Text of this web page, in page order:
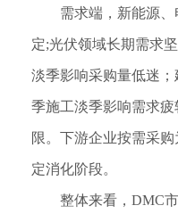
需求端，新能源
定;光伏领域长期需求
淡季影响采购量低迷
季施工淡季影响需求
限。下游企业按需采
定消化阶段。
整体来看，DMC